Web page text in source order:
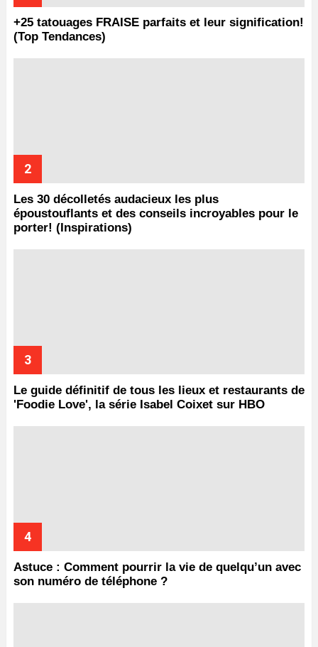
+25 tatouages ​​FRAISE parfaits et leur signification!
(Top Tendances)
Les 30 décolletés audacieux les plus
époustouflants et des conseils incroyables pour le
porter! (Inspirations)
Le guide définitif de tous les lieux et restaurants de
'Foodie Love', la série Isabel Coixet sur HBO
Astuce : Comment pourrir la vie de quelqu’un avec
son numéro de téléphone ?